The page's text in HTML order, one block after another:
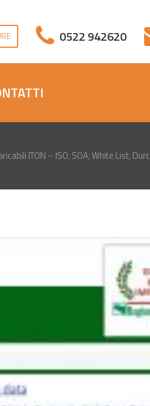
0522 942620
ITON – ISO, SOA, White List, Durc